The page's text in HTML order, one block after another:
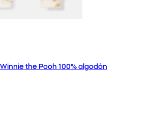
the Pooh 100% algodón